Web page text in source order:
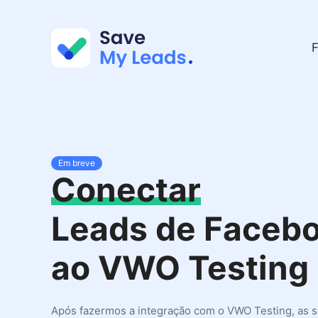
Em breve
Conectar
Leads de
ao VWO Testing
Após fazermos a integração com o VWO Testing, as